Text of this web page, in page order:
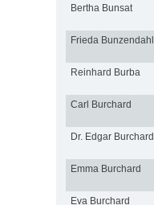
Bertha Bunsat
Frieda Bunzendahl
Reinhard Burba
Carl Burchard
Dr. Edgar Burchard
Emma Burchard
Eva Burchard